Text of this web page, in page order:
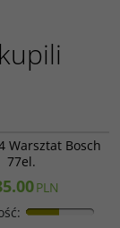
Warsztat Bosch
77el.
PLN
: